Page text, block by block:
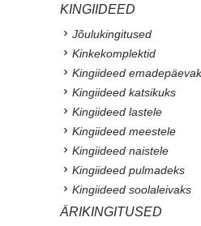
KINGIIDEED
Jõulukingitused
Kinkekomplektid
Kingiideed
Kingiideed katsikuks
Kingiideed lastele
Kingiideed meestele
Kingiideed naistele
Kingiideed pulmadeks
Kingiideed soolaleivaks
ÄRIKINGITUSED